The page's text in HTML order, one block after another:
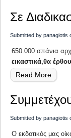
ΤΟΥΣ"
Σε
Submitted by panagiotis
650.000 σπάνια
εικαστικά,θα
Read More
Οι
Submitted by panagiotis
Ο εκδοτικός μας